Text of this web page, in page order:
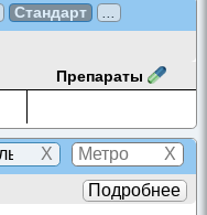
Стандарт
Препараты
X
X
Подробнее